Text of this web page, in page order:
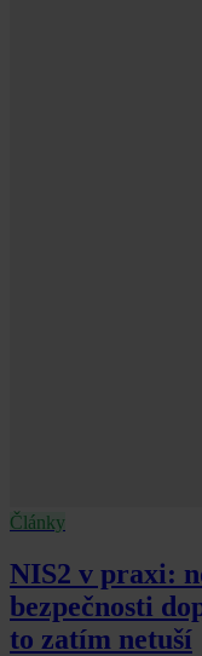
Články
NIS2 v praxi:
bezpečnosti
to zatím netuší